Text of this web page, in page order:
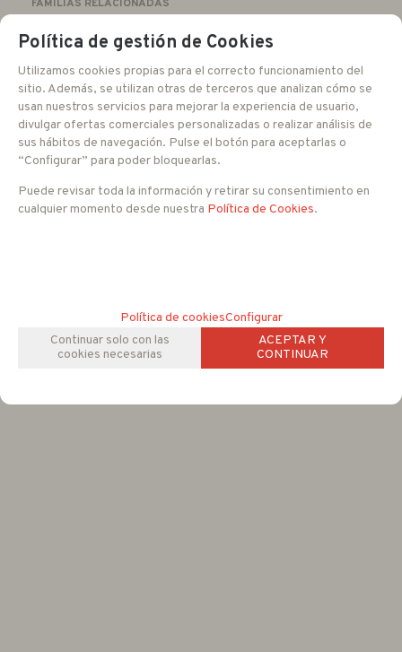
FAMILIAS RELACIONADAS
Política de gestión de Cookies
Utilizamos cookies propias para el correcto funcionamiento del
sitio. Además, se utilizan otras de terceros que analizan cómo se
usan nuestros servicios para mejorar la experiencia de usuario,
divulgar ofertas comerciales personalizadas o realizar análisis de
sus hábitos de navegación. Pulse el botón para aceptarlas o
“Configurar” para poder bloquearlas.
Puede revisar toda la información y retirar su consentimiento en
cualquier momento desde nuestra Política de Cookies.
Política de cookiesConfigurar
Continuar solo con las
cookies necesarias
ACEPTAR Y
CONTINUAR